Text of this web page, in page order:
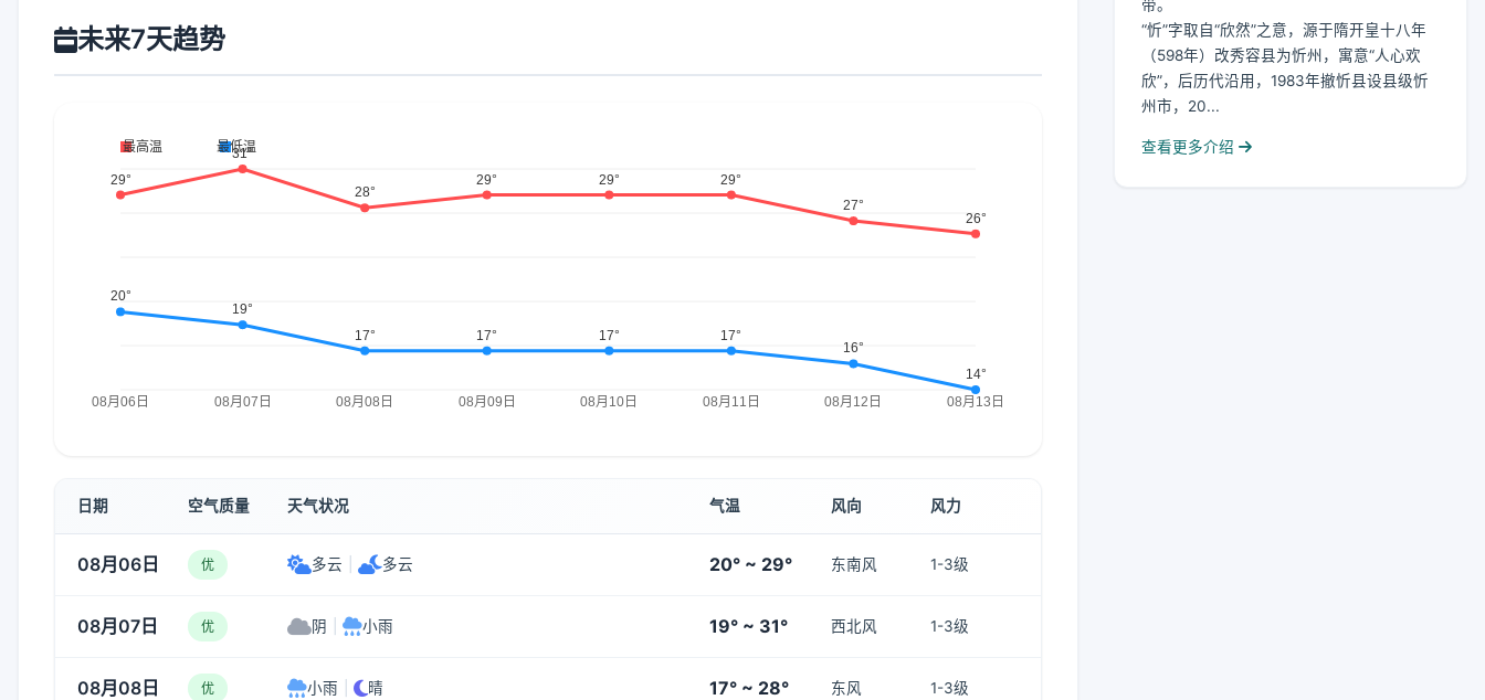
未来7天趋势
日期 空气质量 天气状况 气温 风向 风力
08月06日 优 多云 多云 20° ~ 29° 东南风 1-3级
08月07日 优 阴 小雨 19° ~ 31° 西北风 1-3级
08月08日 优 小雨 晴 17° ~ 28° 东风 1-3级
带。
“忻”字取自“欣然”之意，源于隋开皇十八年
（598年）改秀容县为忻州，寓意“人心欢
欣”，后历代沿用，1983年撤忻县设县级忻
州市，20...
查看更多介绍